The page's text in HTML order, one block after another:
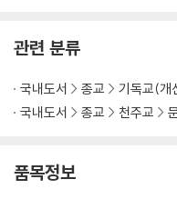
14. 새로운 나라로 들어가라
16. 영적 인도자에게 의지하라
17. 고통을 피하지 말라
19. 자신의 무력함을 인정하라
20. 새로운 영성을 찾아라
관련 분류
국내도서 종교 기독교(개
국내도서
종교 천주교
품목정보